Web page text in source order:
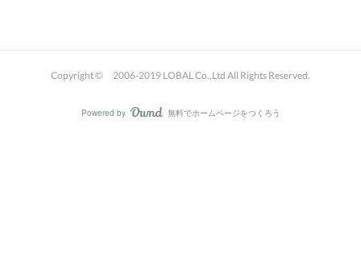
Copyright © 2006-2019 LOBAL Co.,Ltd All Rights Reserved.
Powered by AmebaOwnd
無料でホームページをつくろう